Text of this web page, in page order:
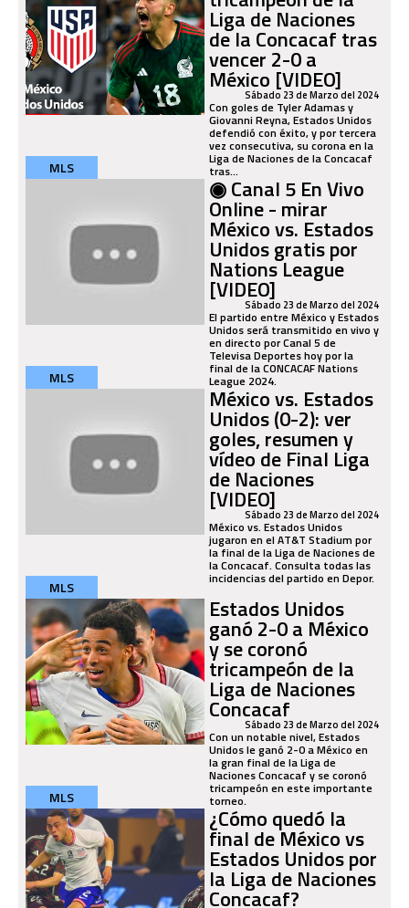
Liga de Naciones
de la Concacaf tras
vencer 2-0 a
México [VIDEO]
Sábado 23 de Marzo del 2024
Con goles de Tyler Adamas y
Giovanni Reyna, Estados Unidos
defendió con éxito, y por tercera
vez consecutiva, su corona en la
Liga de Naciones de la Concacaf
tras...
MLS
◉ Canal 5 En Vivo
Online - mirar
México vs. Estados
Unidos gratis por
Nations League
[VIDEO]Sábado 23 de Marzo del 2024
El partido entre México y Estados
Unidos será transmitido en vivo y
en directo por Canal 5 de
Televisa Deportes hoy por la
final de la CONCACAF Nations
League 2024.
MLS
México vs. Estados
Unidos (0-2): ver
goles, resumen y
vídeo de Final Liga
de Naciones
[VIDEO]Sábado 23 de Marzo del 2024
México vs. Estados Unidos
jugaron en el AT&T Stadium por
la final de la Liga de Naciones de
la Concacaf. Consulta todas las
incidencias del partido en Depor.
MLS
Estados Unidos
ganó 2-0 a México
y se coronó
tricampeón de la
Liga de Naciones
Concacaf
Sábado 23 de Marzo del 2024
Con un notable nivel, Estados
Unidos le ganó 2-0 a México en
la gran final de la Liga de
Naciones Concacaf y se coronó
tricampeón en este importante
torneo.
MLS
¿Cómo quedó la
final de México vs
Estados Unidos por
la Liga de Naciones
Concacaf?